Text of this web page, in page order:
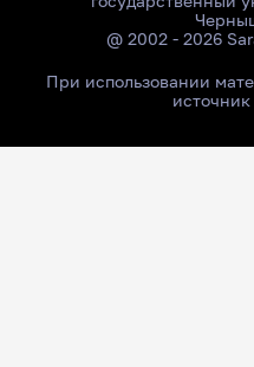
@ 2002 - 2026
При использовании
источник